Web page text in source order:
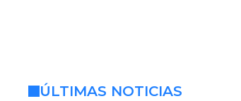
ÚLTIMAS NOTICIAS